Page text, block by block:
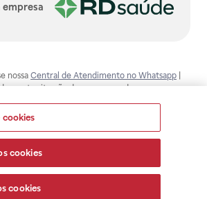
empresa
nossa Central de Atendimento no Whatsapp
neste site não devem ser usadas para
o tratamento adequado. Ao
o site: www.anvisa.gov.br. A Raia Drogasil
da Raia Drogasil SA. Todos os pedidos
cookies
cookies
cookies